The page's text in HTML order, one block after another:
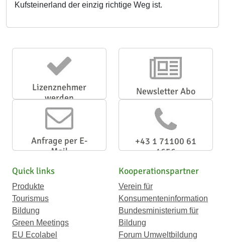
Kufsteinerland der einzig richtige Weg ist.
Lizenznehmer
werden
Newsletter Abo
Anfrage per E-
Mail
+43 1 71100 61
1656
Quick links
Produkte
Tourismus
Bildung
Green Meetings
EU Ecolabel
Kooperationspartner
Verein für
Konsumenteninformation
Bundesministerium für
Bildung
Forum Umweltbildung